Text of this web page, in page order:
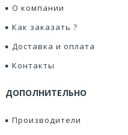
О компании
Как заказать ?
Доставка и оплата
Контакты
ДОПОЛНИТЕЛЬНО
Производители